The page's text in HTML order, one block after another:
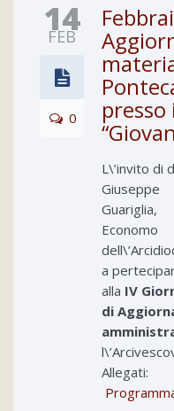
14
FEB
0
L\’invito di
Giuseppe
Guariglia,
Economo
a
alla IV
di
Allegati: